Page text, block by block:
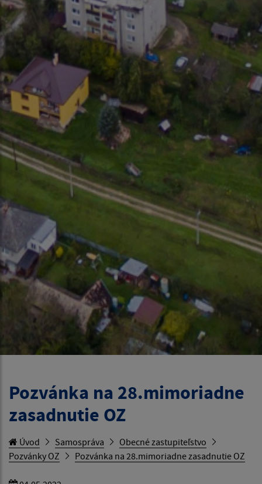
Pozvánka na 28.mimoriadne
zasadnutie OZ
Úvod Samospráva
Obecné zastupiteľstvo
Pozvánky OZ
Pozvánka na 28.mimoriadne zasadnutie OZ